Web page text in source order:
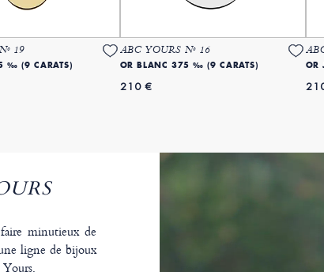
19
‰ (9 CARATS)
ABC YOURS Nº 16
OR BLANC 375 ‰ (9 CARATS)
210 €
OR
minutieux de
ligne de bijoux